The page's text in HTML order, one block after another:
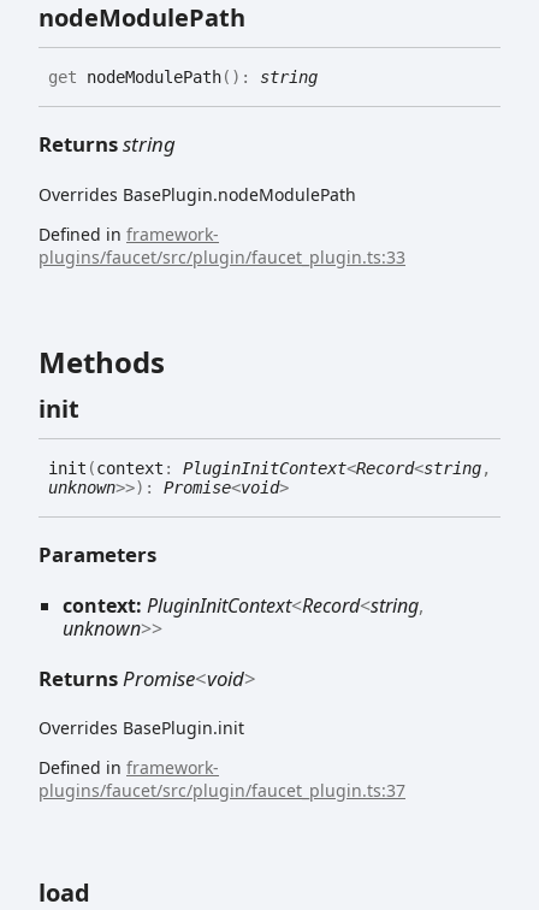
nodeModulePath
get nodeModulePath( ) : string
Returnsstring
Overrides BasePlugin.nodeModulePath
Defined in framework-
plugins/faucet/src/plugin/faucet_plugin.ts:33
Methods
init
init (context : PluginInitContext<Record<string,
unknown>>) : Promise<void>
Parameters
context: PluginInitContext<Record<string,
unknown>>
ReturnsPromise<void>
Overrides BasePlugin.init
Defined in framework-
plugins/faucet/src/plugin/faucet_plugin.ts:37
load